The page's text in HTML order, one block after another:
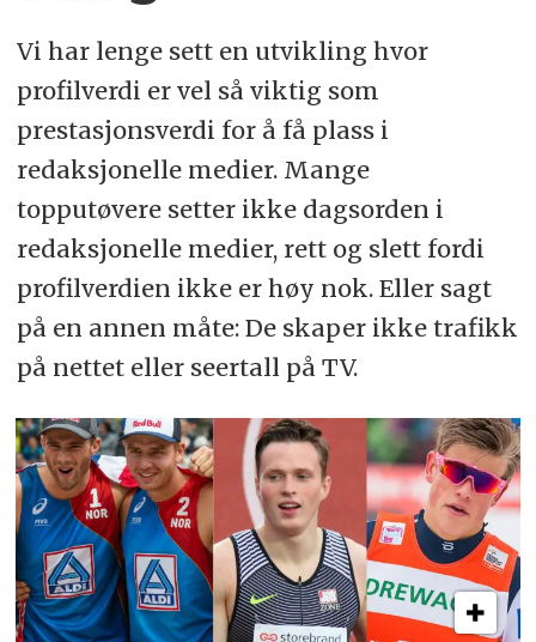
Vi har lenge sett en utvikling hvor
profilverdi er vel så viktig som
prestasjonsverdi for å få plass i
redaksjonelle medier. Mange
topputøvere setter ikke dagsorden i
redaksjonelle medier, rett og slett fordi
profilverdien ikke er høy nok. Eller sagt
på en annen måte: De skaper ikke trafikk
på nettet eller seertall på TV.